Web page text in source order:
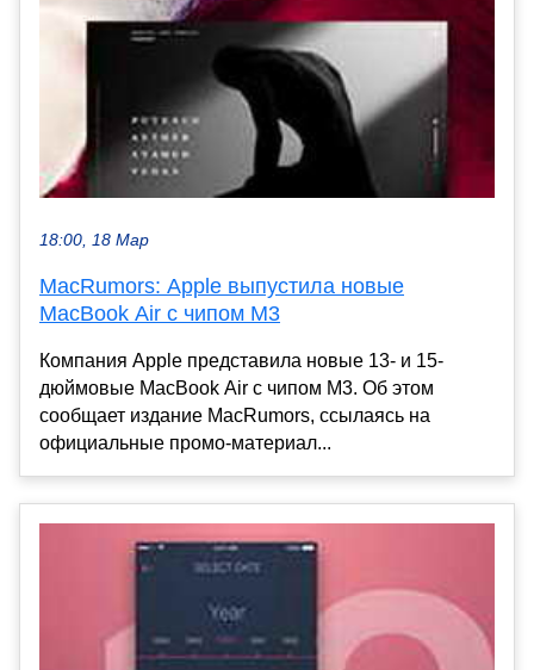
18:00, 18 Мар
MacRumors: Apple выпустила новые
MacBook Air с чипом M3
Компания Apple представила новые 13- и 15-
дюймовые MacBook Air с чипом М3. Об этом
сообщает издание MacRumors, ссылаясь на
официальные промо-материал...